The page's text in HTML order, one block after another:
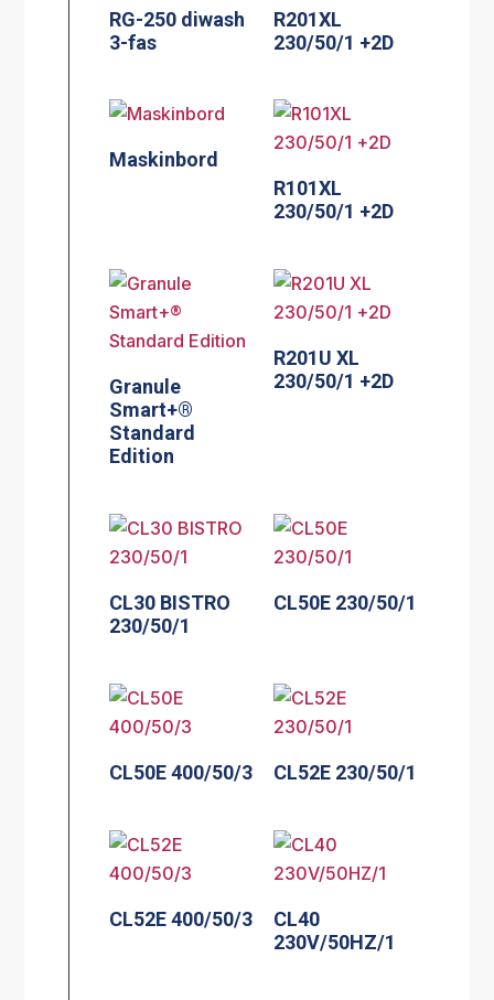
RG-250 diwash
3-fas
R201XL
230/50/1 +2D
Maskinbord
R101XL
230/50/1 +2D
Granule
Smart+®
Standard
Edition
R201U XL
230/50/1 +2D
CL30 BISTRO
230/50/1
CL50E 230/50/1
CL50E 400/50/3 CL52E 230/50/1
CL52E 400/50/3
CL40
230V/50HZ/1